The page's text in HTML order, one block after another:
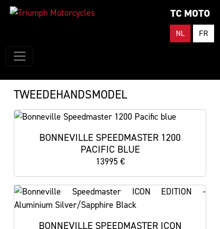
TC MOTO
NL FR
TWEEDEHANDSMODEL
BONNEVILLE SPEEDMASTER 1200
PACIFIC BLUE
13995 €
BONNEVILLE SPEEDMASTER ICON